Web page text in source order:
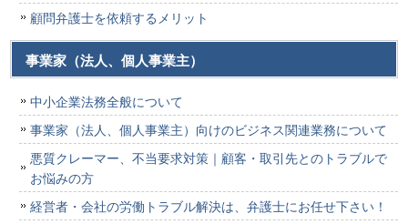
顧問弁護士を依頼するメリット
事業家（法人、個人事業主）
中小企業法務全般について
事業家（法人、個人事業主）向けのビジネス関連業務について
悪質クレーマー、不当要求対策｜顧客・取引先とのトラブルで
お悩みの方
経営者・会社の労働トラブル解決は、弁護士にお任せ下さい！